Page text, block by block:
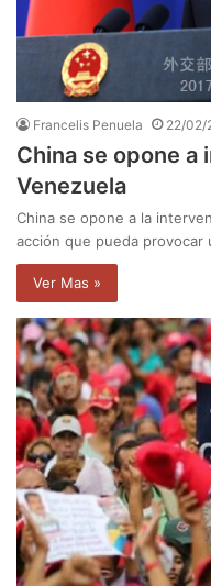
Francelis Penuela 22/02/
China se opone
Venezuela
China se opone a la
acción que pueda provocar
Ver Mas »